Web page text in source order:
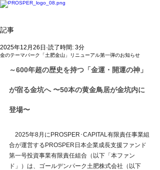
記事
金のテーマパーク「土肥金山」リニューアル第一弾のお知らせ
2025年12月26日 読了時間: 3分
～600年超の歴史を持つ「金運・開運の神」
が宿る金坑へ 〜50本の黄金鳥居が金坑内に
登場〜
2025年8月にPROSPER･CAPITAL有限責任事業組
合が運営するPROSPER日本企業成長支援ファンド
第一号投資事業有限責任組合（以下「本ファン
ド」）は、ゴールデンパーク土肥株式会社（以下